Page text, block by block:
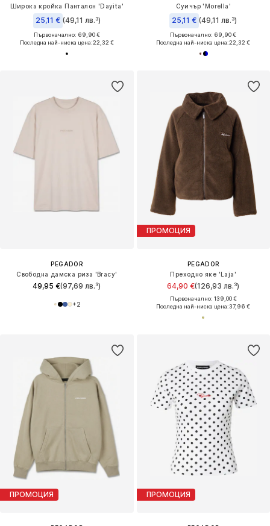
Широка кройка Панталон 'Dayita'
25,11 € (49,11 лв.³)
Първоначално: 69,90 €
Последна най-ниска цена:22,32 €
Суичър 'Morella'
25,11 € (49,11 лв.³)
Първоначално: 69,90 €
Последна най-ниска цена:22,32 €
PEGADOR
Свободна дамска риза 'Bracy'
49,95 €(97,69 лв.³)
+2
ПРОМОЦИЯ
PEGADOR
Преходно яке 'Laja'
64,90 €(126,93 лв.³)
Първоначално: 139,00 €
Последна най-ниска цена:37,96 €
ПРОМОЦИЯ ПРОМОЦИЯ